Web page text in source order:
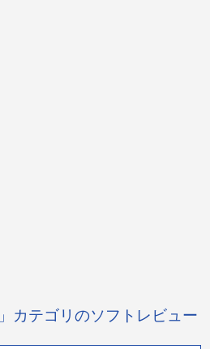
カテゴリのソフトレビュー